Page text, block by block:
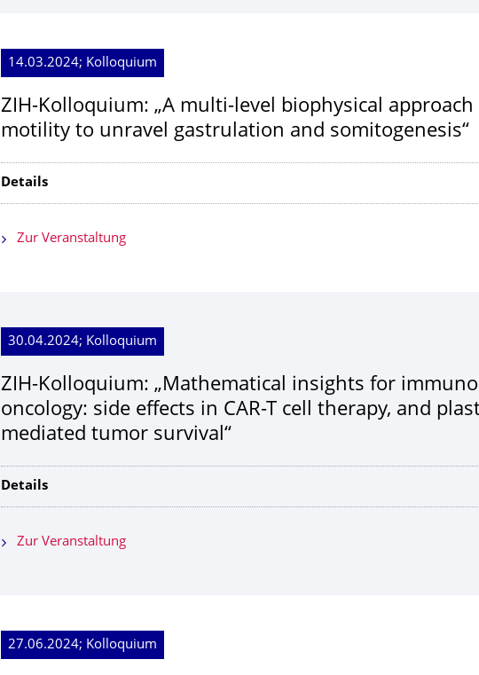
14.03.2024; Kolloquium
ZIH-Kolloquium: „A multi-level biophysical approach
motility to unravel gastrulation and somitogenesis“
Details
Zur Veranstaltung
30.04.2024; Kolloquium
ZIH-Kolloquium: „Mathematical insights for
oncology: side effects in CAR-T cell therapy, and
mediated tumor survival“
Details
Zur Veranstaltung
27.06.2024; Kolloquium